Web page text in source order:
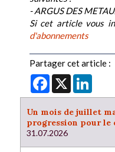
- ARGUS DES
Si cet article vous
d'abonnements
Partager cet article :
Facebook
X
Un mois de juillet
progression pour le
31.07.2026